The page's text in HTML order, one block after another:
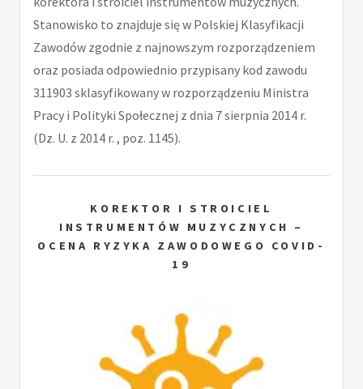
Stanowisko to znajduje się w Polskiej Klasyfikacji
Zawodów zgodnie z najnowszym rozporządzeniem
oraz posiada odpowiednio przypisany kod zawodu
311903 sklasyfikowany w rozporządzeniu Ministra
Pracy i Polityki Społecznej z dnia 7 sierpnia 2014 r.
(Dz. U. z 2014 r. , poz. 1145).
KOREKTOR I STROICIEL
INSTRUMENTÓW MUZYCZNYCH –
OCENA RYZYKA ZAWODOWEGO COVID-
19